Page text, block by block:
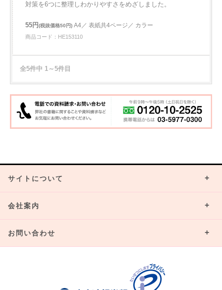
対策を6つに整理しわかりやすさをめざしました。
55円(税抜価格50円) A4／ 表紙共4ページ／ カラー
商品コード：HE153110
全5件中 1～5件目
サイトについて
会社案内
お問い合わせ